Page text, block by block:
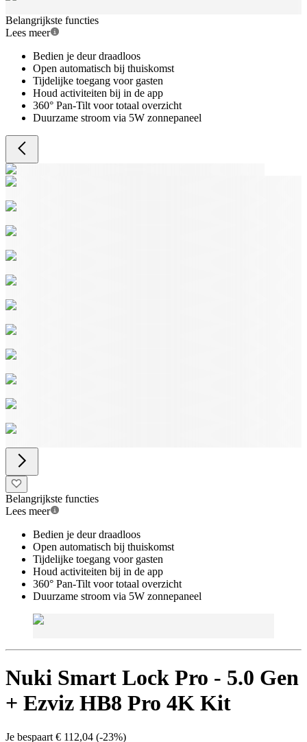
Belangrijkste functies
Lees meer
Bedien je deur draadloos
Open automatisch bij thuiskomst
Tijdelijke toegang voor gasten
Houd activiteiten bij in de app
360° Pan-Tilt voor totaal overzicht
Duurzame stroom via 5W zonnepaneel
Belangrijkste functies
Lees meer
Bedien je deur draadloos
Open automatisch bij thuiskomst
Tijdelijke toegang voor gasten
Houd activiteiten bij in de app
360° Pan-Tilt voor totaal overzicht
Duurzame stroom via 5W zonnepaneel
Nuki Smart Lock Pro - 5.0 Gen
+ Ezviz HB8 Pro 4K Kit
Je bespaart € 112,04 (-23%)